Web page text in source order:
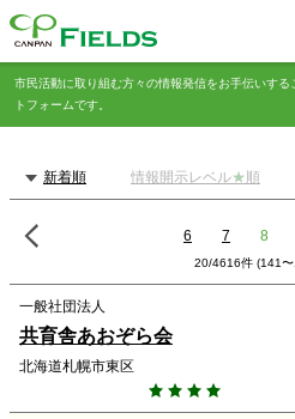
市民活動に取り組む方々の情報発信をお手伝いす
トフォームです。
新着順 情報開示レベル★ 順
6 7 8
20/4616件 (141
一般社団法人
共育舎あおぞら会
北海道札幌市東区